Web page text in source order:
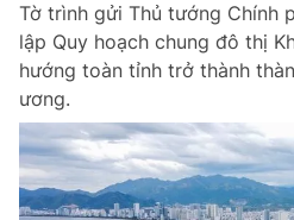
Tờ trình gửi Thủ tướng Chính
lập Quy hoạch chung đô thị
hướng toàn tỉnh trở thành
ương.